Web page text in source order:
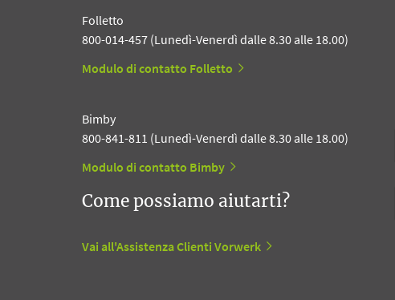
Folletto
800-014-457 (Lunedì-Venerdì dalle 8.30 alle 18.00)
Modulo di contatto Folletto
Bimby
800-841-811 (Lunedì-Venerdì dalle 8.30 alle 18.00)
Modulo di contatto Bimby
Come possiamo aiutarti?
Vai all'Assistenza Clienti Vorwerk